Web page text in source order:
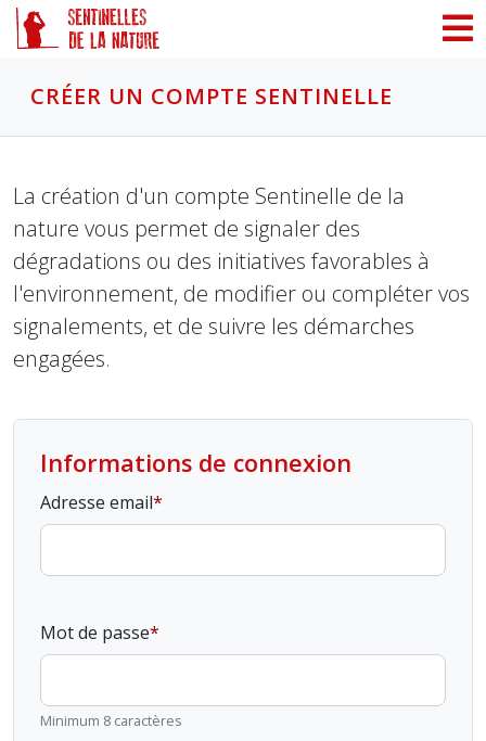
CRÉER UN COMPTE SENTINELLE
La création d'un compte Sentinelle de la
nature vous permet de signaler des
dégradations ou des initiatives favorables à
l'environnement, de modifier ou compléter vos
signalements, et de suivre les démarches
engagées.
Informations de connexion
Adresse email
Mot de passe
Minimum 8 caractères
Panneau de gestion des cookies